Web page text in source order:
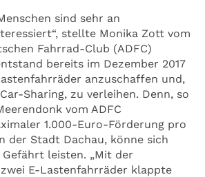
sind sehr an
stellte Monika Zott vom
Fahrrad-Club (ADFC)
bereits im Dezember 2017
anzuschaffen und,
Sharing, zu verleihen. Denn, so
vom ADFC
1.000-Euro-Förderung pro
der Stadt Dachau, könne sich
leisten. „Mit der
E-Lastenfahrräder klappte